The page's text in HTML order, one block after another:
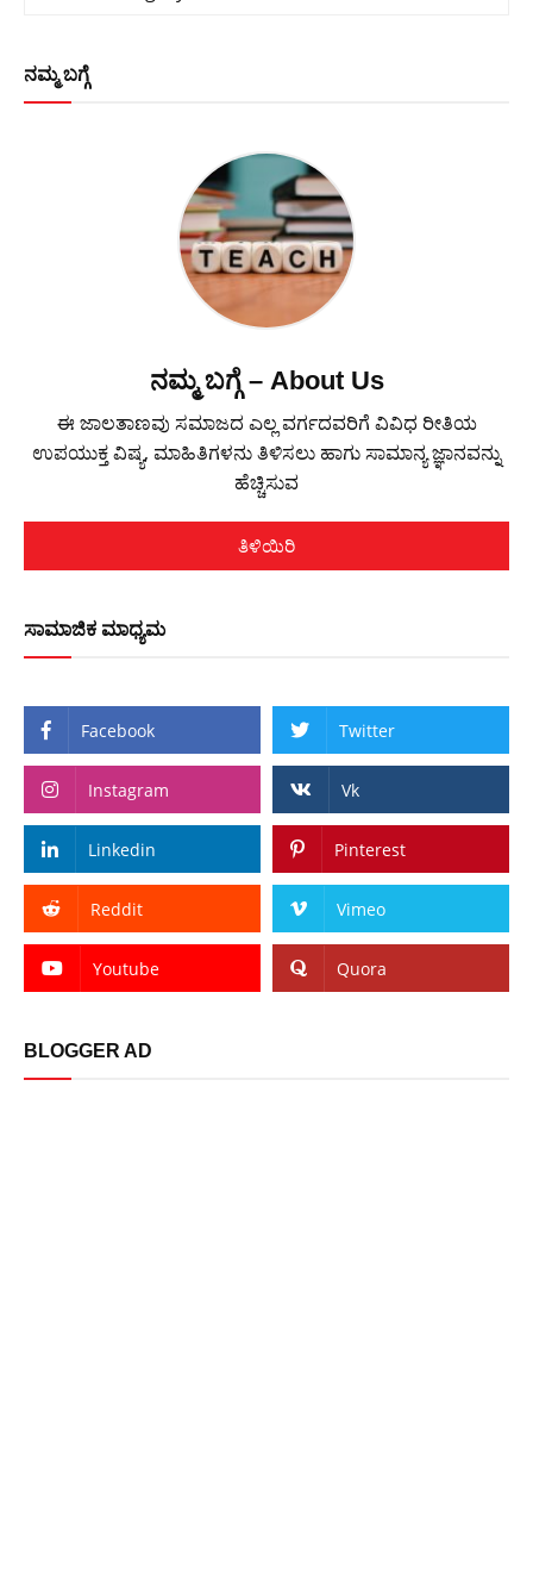
ನಮ್ಮ ಬಗ್ಗೆ
ನಮ್ಮ ಬಗ್ಗೆ – About Us
ಈ ಜಾಲತಾಣವು ಸಮಾಜದ ಎಲ್ಲ ವರ್ಗದವರಿಗೆ ವಿವಿಧ ರೀತಿಯ
ಉಪಯುಕ್ತ ವಿಷ್ಯ, ಮಾಹಿತಿಗಳನು ತಿಳಿಸಲು ಹಾಗು ಸಾಮಾನ್ಯ ಜ್ಞಾನವನ್ನು
ಹೆಚ್ಚಿಸುವ
ತಿಳಿಯಿರಿ
ಸಾಮಾಜಿಕ ಮಾಧ್ಯಮ
Facebook Twitter
Instagram Vk
Linkedin Pinterest
Reddit Vimeo
Youtube Quora
BLOGGER AD